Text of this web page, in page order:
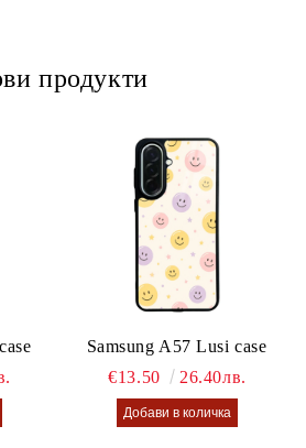
продукти
Samsung A57 Lusi case
€13.50
26.40лв.